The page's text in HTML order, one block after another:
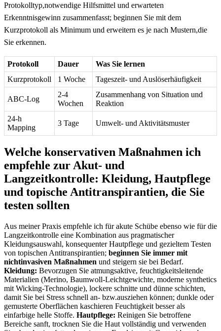
Protokolltyp,notwendige Hilfsmittel und erwarteten
Erkenntnisgewinn zusammenfasst; beginnen Sie mit dem
Kurzprotokoll⁤ als Minimum‍ und erweitern es je nach Mustern,die
Sie erkennen.
Protokoll Dauer
Was Sie ‍lernen
Kurzprotokoll
1 Woche Tageszeit- und Auslöserhäufigkeit
ABC-Log
2-4
Wochen
Zusammenhang von ⁤Situation und
Reaktion
24‑h
Mapping
3 Tage Umwelt- und Aktivitätsmuster
Welche konservativen⁢ Maßnahmen ich
empfehle zur Akut- und
Langzeitkontrolle: Kleidung, Hautpflege
und topische Antitranspirantien, die Sie
testen sollten
Aus meiner Praxis empfehle ich ⁢für akute ⁣Schübe ebenso wie für die
Langzeitkontrolle​ eine Kombination aus pragmatischer
Kleidungsauswahl, konsequenter Hautpflege‌ und gezieltem Testen
von topischen⁣ Antitranspirantien; beginnen Sie immer mit
nichtinvasiven⁢ Maßnahmen und steigern sie bei Bedarf.
Kleidung: Bevorzugen Sie atmungsaktive, feuchtigkeitsleitende
Materialien (Merino, Baumwoll‑Leichtgewichte, moderne synthetics
mit Wicking‑Technologie), lockere schnitte und dünne schichten,
damit Sie bei Stress schnell an- bzw.ausziehen können; dunkle oder
gemusterte Oberflächen kaschieren Feuchtigkeit besser als
einfarbige helle Stoffe. Hautpflege: Reinigen ⁤Sie betroffene
Bereiche ⁤sanft, trocknen Sie die Haut vollständig und verwenden